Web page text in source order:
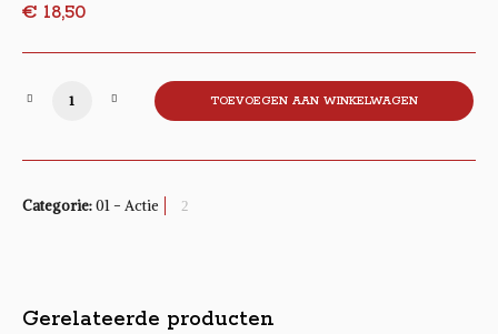
€ 18,50
309- Bavette aantal TOEVOEGEN AAN WINKELWAGEN
Categorie:01 - Actie
Gerelateerde producten